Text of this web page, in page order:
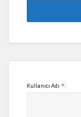
Kullanıcı Adı *